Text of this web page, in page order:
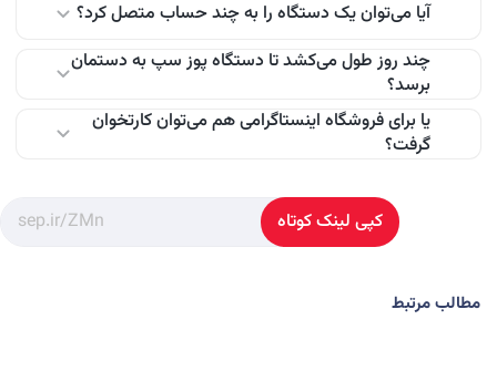
در صورت عدم فعالیت طولانی مدت و طبق مقررات شرکت،
امکان غیرفعال سازی وجود دارد.
آیا می‌توان یک دستگاه را به چند حساب متصل کرد؟
در برخی مدل‌ها و با تنظیمات خاص، این امکان وجود دارد.
چند روز طول می‌کشد تا دستگاه پوز سپ به دستمان
برسد؟
معمولاً بین ۳ تا ۵ روز کاری پس از تکمیل مدارک.
یا برای فروشگاه اینستاگرامی هم می‌توان کارتخوان
گرفت؟
بله، کارتخوان سیار یا لینک پرداخت بهترین گزینه برای این نوع
فروش است.
کپی لینک کوتاه
مطالب مرتبط